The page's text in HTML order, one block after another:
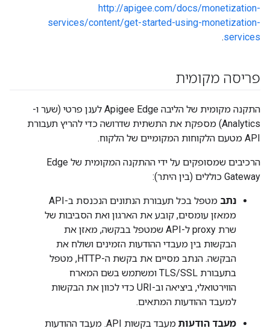
http://apigee.com/docs/monetization-
services/content/get-started-using-monetization-
services
.
פריסה מקומית
התקנה מקומית של הליבה Apigee Edge לענן פרטי (שער ו-
Analytics) מספקת את התשתית שדרושה כדי להריץ תעבורת
API מטעם הלקוחות המקומיים של הלקוח.
הרכיבים שמסופקים על ידי ההתקנה המקומית של Edge
Gateway כוללים (בין היתר):
נתב
מטפל בכל תעבורת הנתונים הנכנסת ב-API
ממאזן עומסים, קובע את הארגון ואת הסביבות של
שרת proxy ל-API שמטפל בבקשה, מאזן את
הבקשות בין מעבדי ההודעות הזמינים ושולח את
הבקשה. הנתב מסיים את בקשת ה-HTTP, מטפל
בתעבורת TLS/SSL ומשתמש בשם המארח
הווירטואלי, ביציאה וב-URI כדי לכוון את הבקשות
למעבד ההודעות המתאים.
מעבד הודעות
מעבד בקשות API. מעבד ההודעות